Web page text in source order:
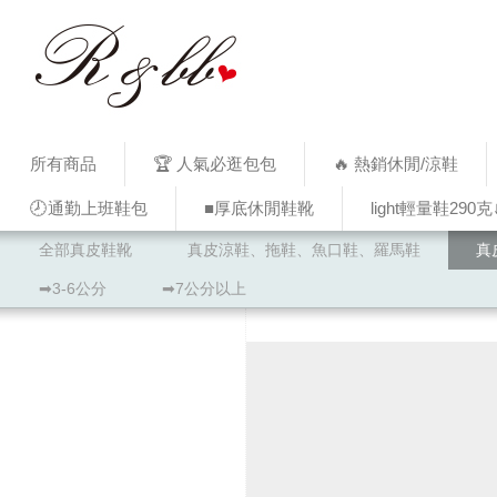
所有商品 🏆 人氣必逛包包 🔥 熱銷休閒/涼鞋
🕗通勤上班鞋包 ■厚底休閒鞋靴 light輕量鞋290克
全部真皮鞋靴 真皮涼鞋、拖鞋、魚口鞋、羅馬鞋 真
➡3-6公分 ➡7公分以上